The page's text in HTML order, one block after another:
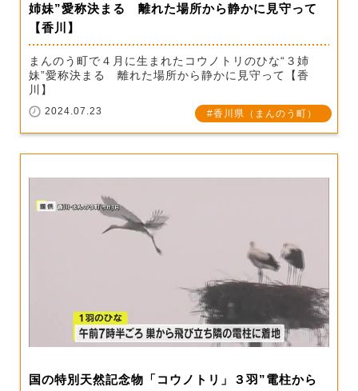
姉妹”愛称決まる 離れた場所から静かに見守って
【香川】
まんのう町で４月に生まれたコウノトリのひな“３姉
妹”愛称決まる 離れた場所から静かに見守って【香
川】
2024.07.23 香川県（まんのう町）
国の特別天然記念物「コウノトリ」３羽”電柱から